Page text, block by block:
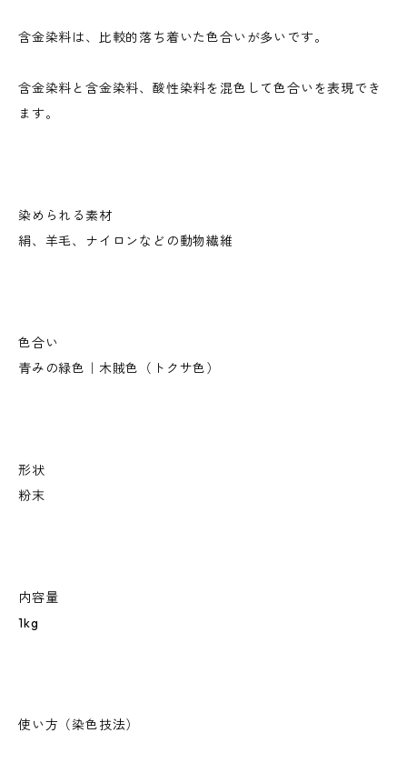
含金染料は、比較的落ち着いた色合いが多いです。
含金染料と含金染料、酸性染料を混色して色合いを表現でき
ます。
染められる素材
絹、羊毛、ナイロンなどの動物繊維
色合い
青みの緑色｜木賊色（トクサ色）
形状
粉末
内容量
1kg
使い方（染色技法）